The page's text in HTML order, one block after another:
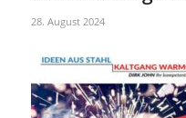
28. August 2024